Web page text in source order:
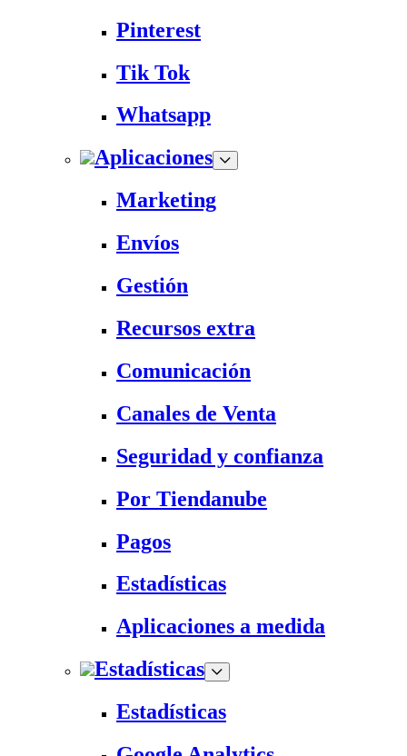
Pinterest
Tik Tok
Whatsapp
Aplicaciones
Marketing
Envíos
Gestión
Recursos extra
Comunicación
Canales de Venta
Seguridad y confianza
Por Tiendanube
Pagos
Estadísticas
Aplicaciones a medida
Estadísticas
Estadísticas